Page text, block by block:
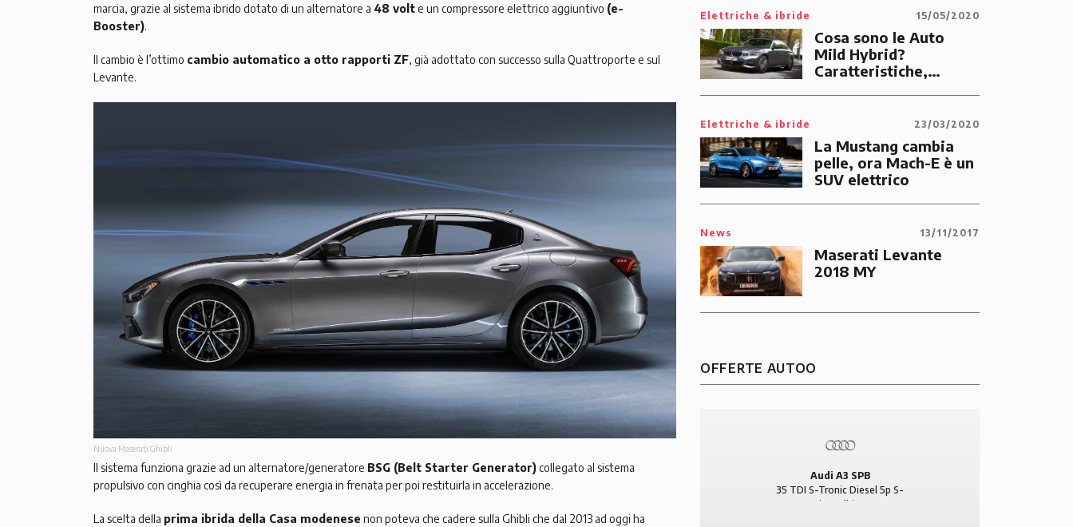
marcia, grazie al sistema ibrido dotato di un alternatore a 48 volte un compressore elettrico aggiuntivo (e-
Booster).
Il cambio è l’ottimo cambio automatico a otto rapporti ZF, già adottato con successo sulla Quattroporte e sul
Levante.
Nuova Maserati Ghibli
Il sistema funziona grazie ad un alternatore/generatore BSG (Belt Starter Generator)collegato al sistema
propulsivo con cinghia così da recuperare energia in frenata per poi restituirla in accelerazione.
La scelta della prima ibrida della Casa modenese non poteva che cadere sulla Ghibli che dal 2013 ad oggi ha
Elettriche & ibride 15/05/2020
Cosa sono le Auto
Mild Hybrid?
Caratteristiche,
Elettriche & ibride 23/03/2020
La Mustang cambia
pelle, ora Mach-E è un
SUV elettrico
News 13/11/2017
Maserati Levante
2018 MY
OFFERTE AUTOO
Audi A3 SPB
35 TDI S-Tronic Diesel 5p S-
Line Edition